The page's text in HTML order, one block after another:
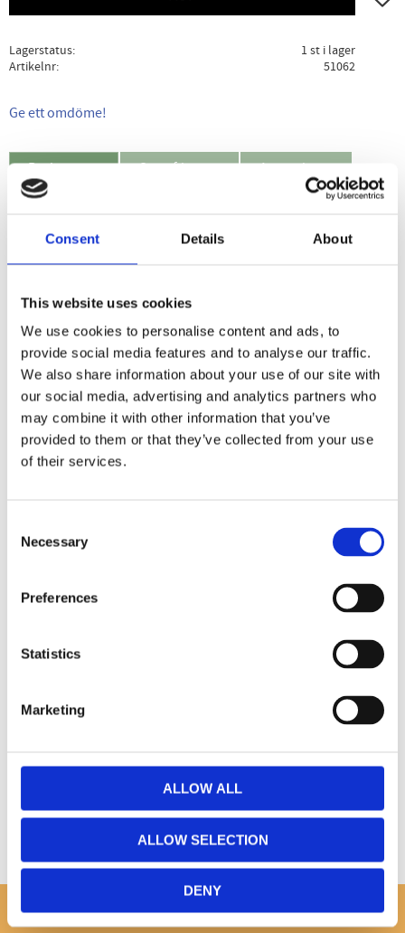
Consent Details About
This website uses cookies
We use cookies to personalise content and ads, to
provide social media features and to analyse our traffic.
We also share information about your use of our site with
our social media, advertising and analytics partners who
may combine it with other information that you’ve
provided to them or that they’ve collected from your use
of their services.
Selection
Necessary
Preferences
Statistics
Marketing
ALLOW ALL
ALLOW SELECTION
DENY
Lagerstatus
1 st i lager
Artikelnr
51062
Ge ett omdöme!
Beskrivning Specifikation Användning
MOVO nyponpulver är ett kosttillskott som innehåller det
naturligt innehåll av antioxidanten C-vitamin som bidrar till
även till normal kollagenbildning som har betydelse för
broskets normala funktion. Tillverkad av hela nypon med
Bli den första att lämna ett omdöme.